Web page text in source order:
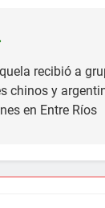
recibió a
chinos y
en Entre Ríos